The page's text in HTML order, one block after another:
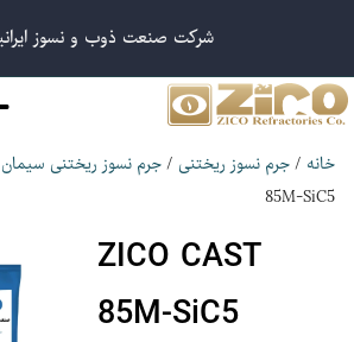
شرکت صنعت ذوب و نسوز
خانه /جرم نسوز ریختنی /جرم نسوز ریختنی
85M-SiC5
ZICO CAST
85M-SiC5